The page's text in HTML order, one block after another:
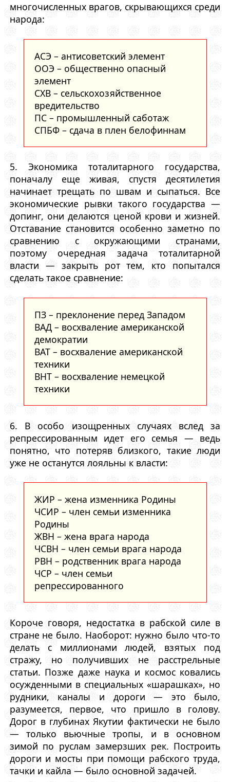
многочисленных врагов, скрывающихся среди
народа:
АСЭ – антисоветский элемент
ООЭ – общественно опасный
элемент
СХВ – сельскохозяйственное
вредительство
ПС – промышленный саботаж
СПБФ – сдача в плен белофиннам
5. Экономика тоталитарного государства,
поначалу еще живая, спустя десятилетия
начинает трещать по швам и сыпаться. Все
экономические рывки такого государства —
допинг, они делаются ценой крови и жизней.
Отставание становится особенно заметно по
сравнению с окружающими странами,
поэтому очередная задача тоталитарной
власти — закрыть рот тем, кто попытался
сделать такое сравнение:
ПЗ – преклонение перед Западом
ВАД – восхваление американской
демократии
ВАТ – восхваление американской
техники
ВНТ – восхваление немецкой
техники
6. В особо изощренных случаях вслед за
репрессированным идет его семья — ведь
понятно, что потеряв близкого, такие люди
уже не останутся лояльны к власти:
ЖИР – жена изменника Родины
ЧСИР – член семьи изменника
Родины
ЖВН – жена врага народа
ЧСВН – член семьи врага народа
РВН – родственник врага народа
ЧСР – член семьи
репрессированного
Короче говоря, недостатка в рабской силе в
стране не было. Наоборот: нужно было что-то
делать с миллионами людей, взятых под
стражу, но получивших не расстрельные
статьи. Позже даже наука и космос ковались
осужденными в специальных «шарашках», но
рудники, каналы и дороги — это было,
разумеется, первое, что пришло в голову.
Дорог в глубинах Якутии фактически не было
— только вьючные тропы, и в основном
зимой по руслам замерзших рек. Построить
дороги и мосты при помощи рабского труда,
тачки и кайла — было основной задачей.